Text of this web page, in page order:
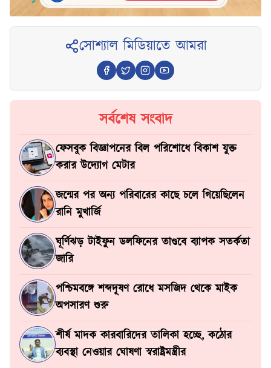
সোশ্যাল মিডিয়াতে আমরা
সর্বশেষ সংবাদ
ফেসবুক বিজ্ঞাপনের বিল পরিশোধে বিকাশ যুক্ত
করার উদ্যোগ মেটার
জন্মের পর অন্য পরিবারের কাছে চলে গিয়েছিলেন
রানি মুখার্জি
ঘূর্ণিঝড় টাইফুন ডলফিনের তাণ্ডবে ব্যাপক সতর্কতা
জারি
পশ্চিমবঙ্গে শব্দদূষণ রোধে মসজিদ থেকে মাইক
অপসারণ শুরু
শীর্ষ মাদক কারবারিদের তালিকা হচ্ছে, কঠোর
ব্যবস্থা নেওয়ার ঘোষণা স্বরাষ্ট্রমন্ত্রীর